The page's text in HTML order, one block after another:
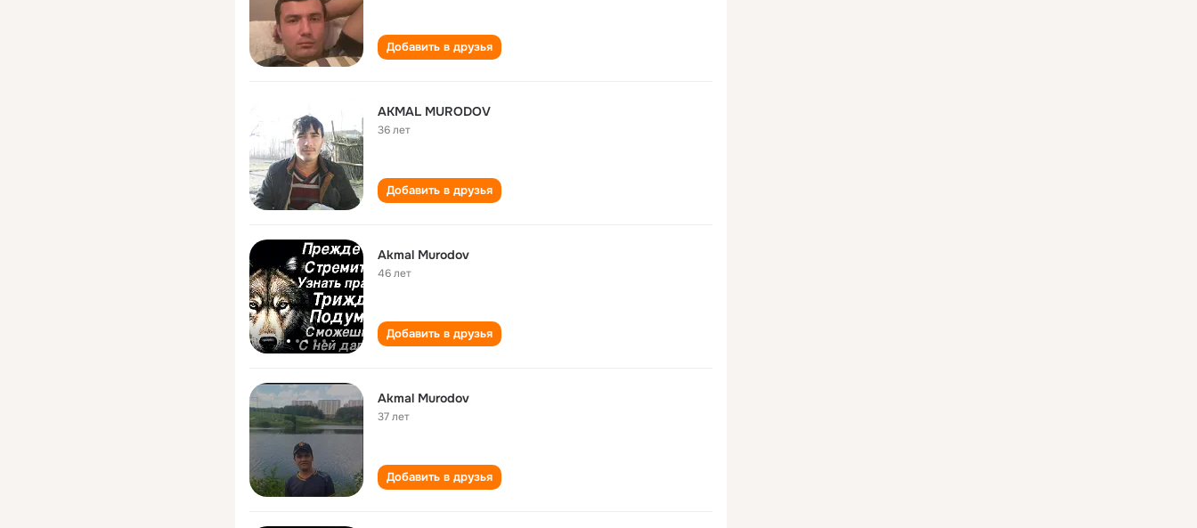
Добавить в друзья
AKMAL MURODOV
36 лет
Добавить в друзья
Akmal Murodov
46 лет
Добавить в друзья
Akmal Murodov
37 лет
Добавить в друзья